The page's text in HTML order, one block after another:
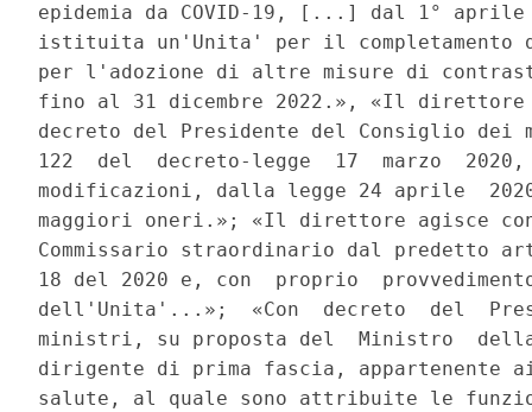
epidemia da COVID-19, [...] dal 1° aprile
istituita un'Unita' per il completamento
per l'adozione di altre misure di
fino al 31 dicembre 2022.», «Il
decreto del Presidente del Consiglio
122  del  decreto-legge  17  marzo
modificazioni, dalla legge 24 aprile
maggiori oneri.»; «Il direttore
Commissario straordinario dal predetto
18 del 2020 e, con  proprio
dell'Unita'...»;  «Con  decreto  del
ministri, su proposta del  Ministro
dirigente di prima fascia,
salute, al quale sono attribuite le